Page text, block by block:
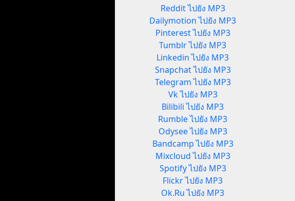
Reddit ไปยัง MP3
Dailymotion ไปยัง MP3
Pinterest ไปยัง MP3
Tumblr ไปยัง MP3
Linkedin ไปยัง MP3
Snapchat ไปยัง MP3
Telegram ไปยัง MP3
Vk ไปยัง MP3
Bilibili ไปยัง MP3
Rumble ไปยัง MP3
Odysee ไปยัง MP3
Bandcamp ไปยัง MP3
Mixcloud ไปยัง MP3
Spotify ไปยัง MP3
Flickr ไปยัง MP3
Ok.Ru ไปยัง MP3